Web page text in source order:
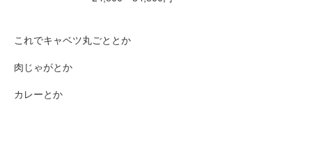
これでキャベツ丸ごととか
肉じゃがとか
カレーとか